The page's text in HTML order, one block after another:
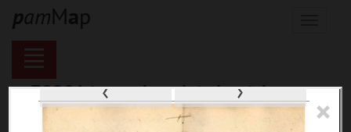
pamMap
70281 inventárnych jednotiek,
116121 digitálnych záberov, 6850
×
‹ ›